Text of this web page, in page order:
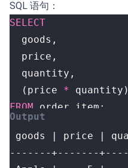
SQL 语句：
SELECT
goods ,
price ,
quantity ,
( price * quantity )
FROM
order_item ;